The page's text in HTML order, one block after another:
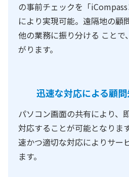
の事前チェックを「iCompass
により実現可能。遠隔地の顧
他の業務に振り分ける ことで
がります。
迅速な対応による顧
パソコン画面の共有により、
対応することが可能となりま
速かつ適切な対応によりサー
ます。